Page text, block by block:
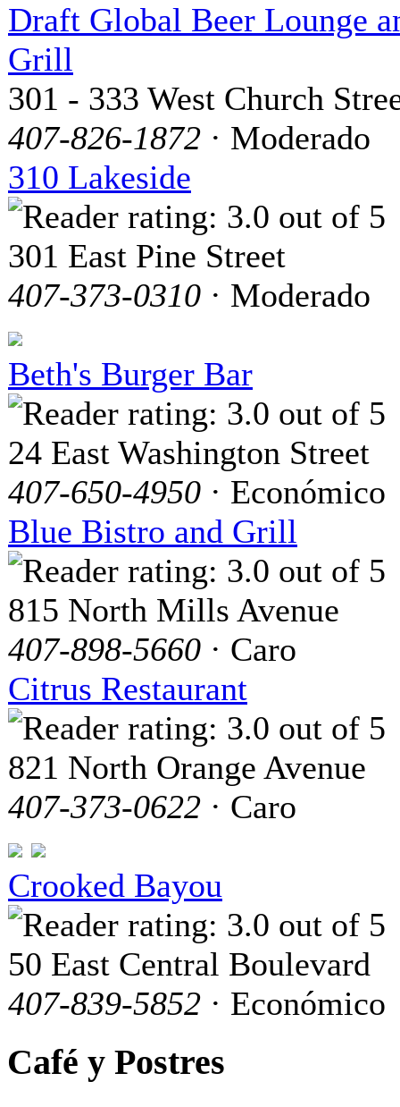
Draft Global Beer Lounge
Grill
301 - 333 West Church
407-826-1872 · Moderado
310 Lakeside
301 East Pine Street
407-373-0310 · Moderado
Beth's Burger Bar
24 East Washington Street
407-650-4950 · Económico
Blue Bistro and Grill
815 North Mills Avenue
407-898-5660 · Caro
Citrus Restaurant
821 North Orange Avenue
407-373-0622 · Caro
Crooked Bayou
50 East Central Boulevard
407-839-5852 · Económico
Café y Postres